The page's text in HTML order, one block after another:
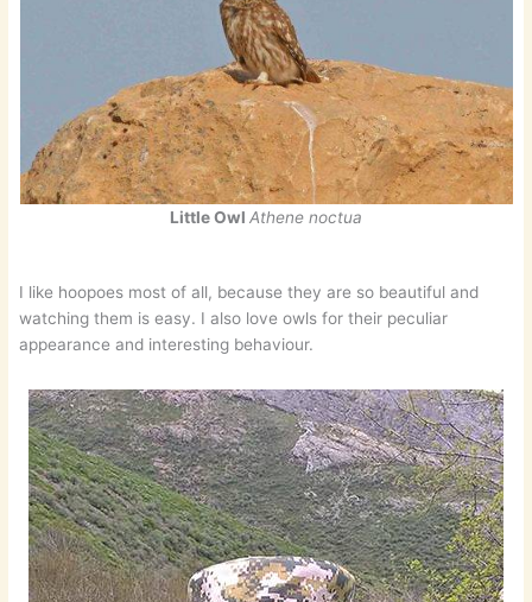
Little Owl Athene noctua
I like hoopoes most of all, because they are so beautiful and
watching them is easy. I also love owls for their peculiar
appearance and interesting behaviour.